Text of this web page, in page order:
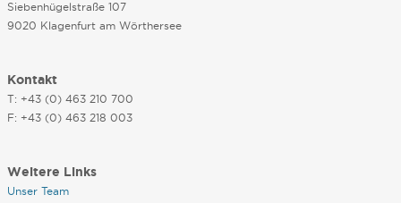
Siebenhügelstraße 107
9020 Klagenfurt am Wörthersee
Kontakt
T: +43 (0) 463 210 700
F: +43 (0) 463 218 003
Weitere Links
Unser Team